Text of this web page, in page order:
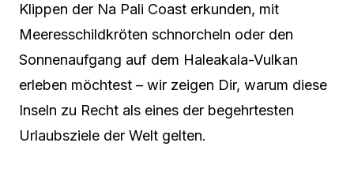
Klippen der Na Pali Coast erkunden, mit
Meeresschildkröten schnorcheln oder den
Sonnenaufgang auf dem Haleakala-Vulkan
erleben möchtest – wir zeigen Dir, warum diese
Inseln zu Recht als eines der begehrtesten
Urlaubsziele der Welt gelten.